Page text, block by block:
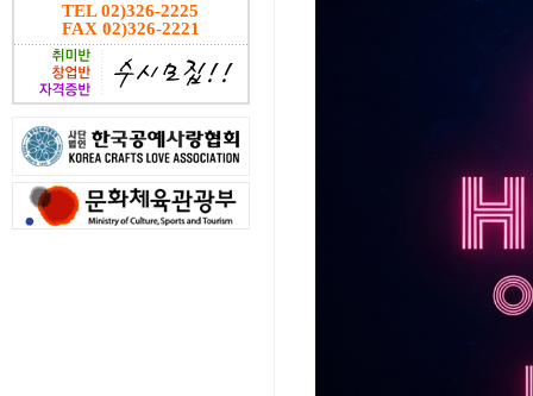
TEL 02)326-2225
FAX 02)326-2221